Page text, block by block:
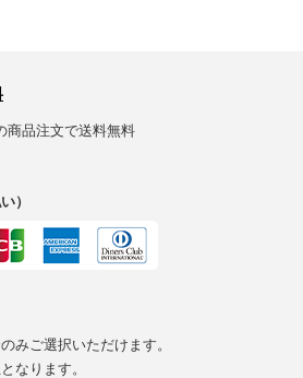
商品注文で送料無料
）
みご選択いただけます。
なります。